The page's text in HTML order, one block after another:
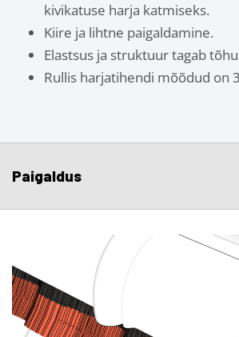
kivikatuse harja katmiseks.
Kiire ja lihtne paigaldamine.
Elastsus ja struktuur tagab
Rullis harjatihendi mõõdud on
Paigaldus